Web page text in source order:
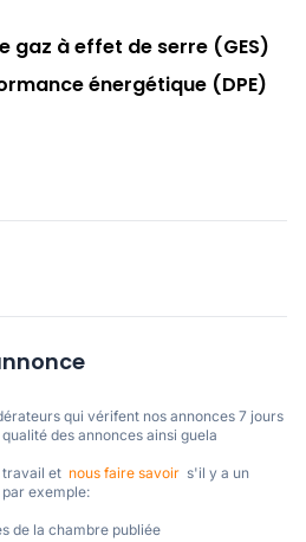
gaz à effet de serre (GES)
énergétique (DPE)
qui vérifent nos annonces 7 jours
des annonces ainsi guela
travail et nous faire savoir
  s'il y a un
exemple:
de la chambre publiée